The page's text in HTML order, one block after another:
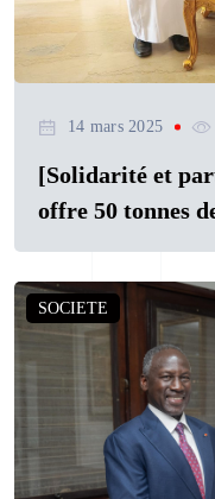
14 mars 2025
[Solidarité et
offre 50 tonnes
SOCIETE